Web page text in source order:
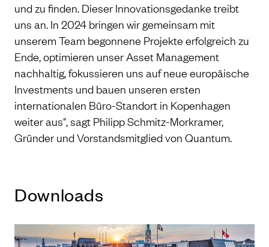
und zu finden. Dieser Innovationsgedanke treibt
uns an. In 2024 bringen wir gemeinsam mit
unserem Team begonnene Projekte erfolgreich zu
Ende, optimieren unser Asset Management
nachhaltig, fokussieren uns auf neue europäische
Investments und bauen unseren ersten
internationalen Büro-Standort in Kopenhagen
weiter aus", sagt Philipp Schmitz-Morkramer,
Gründer und Vorstandsmitglied von Quantum.
Downloads